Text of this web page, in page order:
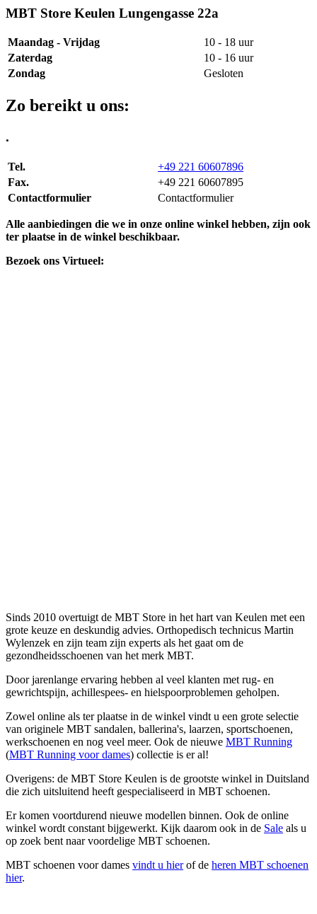
MBT Store Keulen Lungengasse 22a
Maandag - Vrijdag
10 - 18 uur
Zaterdag
10 - 16 uur
Zondag
Gesloten
Zo bereikt u ons:
.
Tel.
+49 221 60607896
Fax.
+49 221 60607895
Contactformulier
Contactformulier
Alle aanbiedingen die we in onze online winkel hebben, zijn ook
ter plaatse in de winkel beschikbaar.
Bezoek ons Virtueel:
Sinds 2010 overtuigt de MBT Store in het hart van Keulen met een
grote keuze en deskundig advies. Orthopedisch technicus Martin
Wylenzek en zijn team zijn experts als het gaat om de
gezondheidsschoenen van het merk MBT.
Door jarenlange ervaring hebben al veel klanten met rug- en
gewrichtspijn, achillespees- en hielspoorproblemen geholpen.
Zowel online als ter plaatse in de winkel vindt u een grote selectie
van originele MBT sandalen, ballerina's, laarzen, sportschoenen,
werkschoenen en nog veel meer. Ook de nieuwe MBT Running
(MBT Running voor dames) collectie is er al!
Overigens: de MBT Store Keulen is de grootste winkel in Duitsland
die zich uitsluitend heeft gespecialiseerd in MBT schoenen.
Er komen voortdurend nieuwe modellen binnen. Ook de online
winkel wordt constant bijgewerkt. Kijk daarom ook in de Sale als u
op zoek bent naar voordelige MBT schoenen.
MBT schoenen voor dames vindt u hierof de heren MBT schoenen
hier.